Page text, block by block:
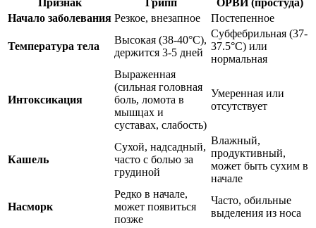
Признак
Грипп
ОРВИ (простуда)
Начало заболевания Резкое, внезапное Постепенное
Температура тела
Высокая (38-40°C),
держится 3-5 дней
Субфебрильная (37-
37.5°C) или
нормальная
Интоксикация
Выраженная
(сильная головная
боль, ломота в
мышцах и
суставах, слабость)
Умеренная или
отсутствует
Кашель
Сухой, надсадный,
часто с болью за
грудиной
Влажный,
продуктивный,
может быть сухим в
начале
Насморк
Редко в начале,
может появиться
позже
Часто, обильные
выделения из носа